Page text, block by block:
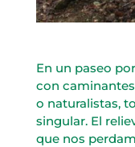
En un paseo
con
o naturalistas,
singular. El
que nos